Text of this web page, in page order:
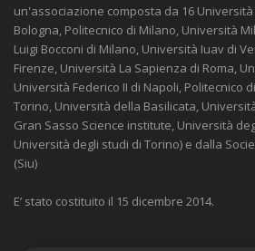
un'associazione composta da 16
Bologna, Politecnico di Milano, Università
Luigi Bocconi di Milano, Università Iuav di
Firenze, Università La Sapienza di Roma,
Università Federico II di Napoli, Politecnico
Torino, Università della Basilicata,
Gran Sasso Science institute, Università
Università degli studi di Torino) e dalla
(Siu)
E’ stato costituito il 15 dicembre 2014.